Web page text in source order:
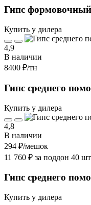
Гипс
Купить у дилера
4,9
В наличии
8400 ₽/тн
Гипс среднего
Купить у дилера
4,8
В наличии
294 ₽/мешок
11 760 ₽ за поддон 40
Гипс среднего
Купить у дилера